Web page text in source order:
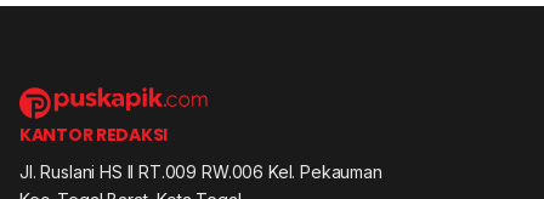
KANTOR REDAKSI
Jl. Ruslani HS II RT.009 RW.006 Kel. Pekauman